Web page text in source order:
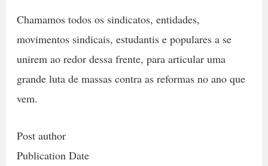
Chamamos todos os sindicatos, entidades,
movimentos sindicais, estudantis e populares a se
unirem ao redor dessa frente, para articular uma
grande luta de massas contra as reformas no ano que
vem.
Post author
Publication Date